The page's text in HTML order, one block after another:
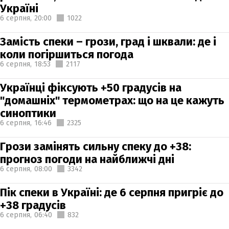
Україні
6 серпня, 20:00 1022
Замість спеки – грози, град і шквали: де і
коли погіршиться погода
6 серпня, 18:53 2117
Українці фіксують +50 градусів на
"домашніх" термометрах: що на це кажуть
синоптики
6 серпня, 16:46 2325
Грози замінять сильну спеку до +38:
прогноз погоди на найближчі дні
6 серпня, 08:00 3342
Пік спеки в Україні: де 6 серпня пригріє до
+38 градусів
6 серпня, 06:40 832